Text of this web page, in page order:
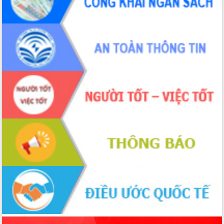
để phát triển du lịch Đắk Lắk
Khởi động Dự án Đầu tư xây dựng hạ
tầng kỹ thuật Cụm công nghiệp Tân
Tiến
Gặp mặt các cơ quan báo chí nhân Kỷ
niệm 101 năm Ngày Báo chí Cách
mạng Việt Nam
Đắk Lắk sơ kết 4 năm triển khai thực
hiện Đề án 06 của Chính phủ
Họp báo thông tin về Hội nghị Công bố
Quy hoạch và Xúc tiến đầu tư tỉnh Đắk
Khơi thông điểm nghẽn, đẩy nhanh
giải ngân vốn khắc phục thiên tai
HĐND tỉnh thông qua điều chỉnh Quy
hoạch tỉnh thời kỳ 2021-2030
Hội thảo góp ý hồ sơ điều chỉnh quy
hoạch tỉnh Đắk Lắk thời kỳ 2021-2030,
tầm nhìn đến năm 2050
Nâng cao hiệu quả hoạt động của các